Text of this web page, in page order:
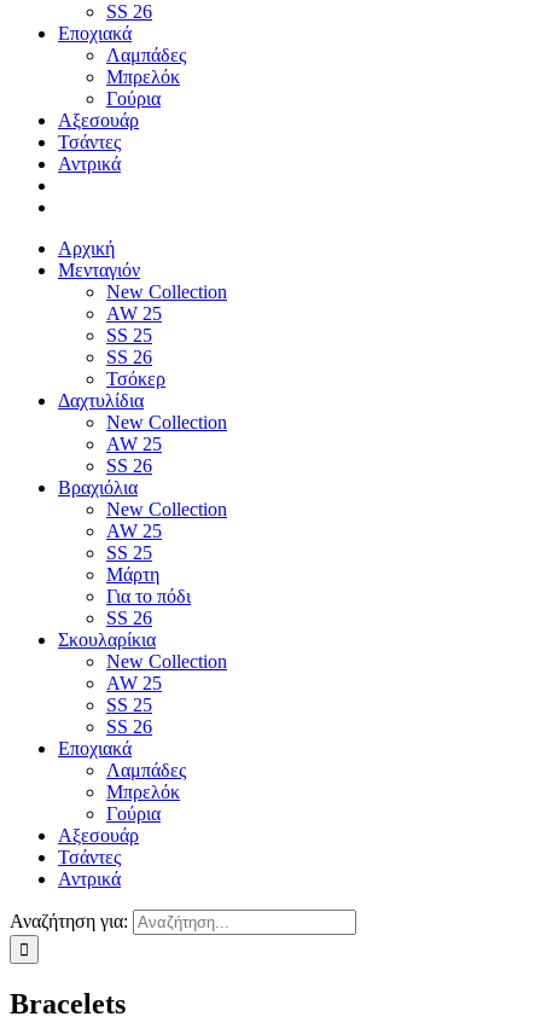
SS 26
Εποχιακά
Λαμπάδες
Μπρελόκ
Γούρια
Αξεσουάρ
Τσάντες
Αντρικά
Αρχική
Μενταγιόν
New Collection
AW 25
SS 25
SS 26
Τσόκερ
Δαχτυλίδια
New Collection
AW 25
SS 26
Βραχιόλια
New Collection
AW 25
SS 25
Μάρτη
Για το πόδι
SS 26
Σκουλαρίκια
New Collection
AW 25
SS 25
SS 26
Εποχιακά
Λαμπάδες
Μπρελόκ
Γούρια
Αξεσουάρ
Τσάντες
Αντρικά
Αναζήτηση για:
Bracelets